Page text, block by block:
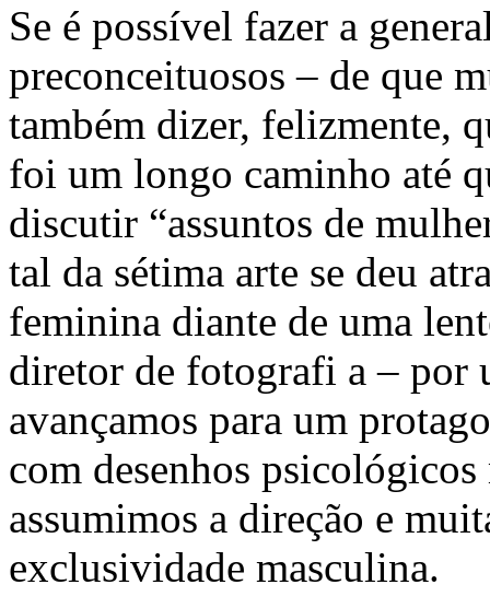
Se é possível fazer a
preconceituosos – de que
também dizer, felizmente,
foi um longo caminho até
discutir “assuntos de
tal da sétima arte se deu
feminina diante de uma
diretor de fotografi a – por
avançamos para um
com desenhos
assumimos a direção e
exclusividade masculina.